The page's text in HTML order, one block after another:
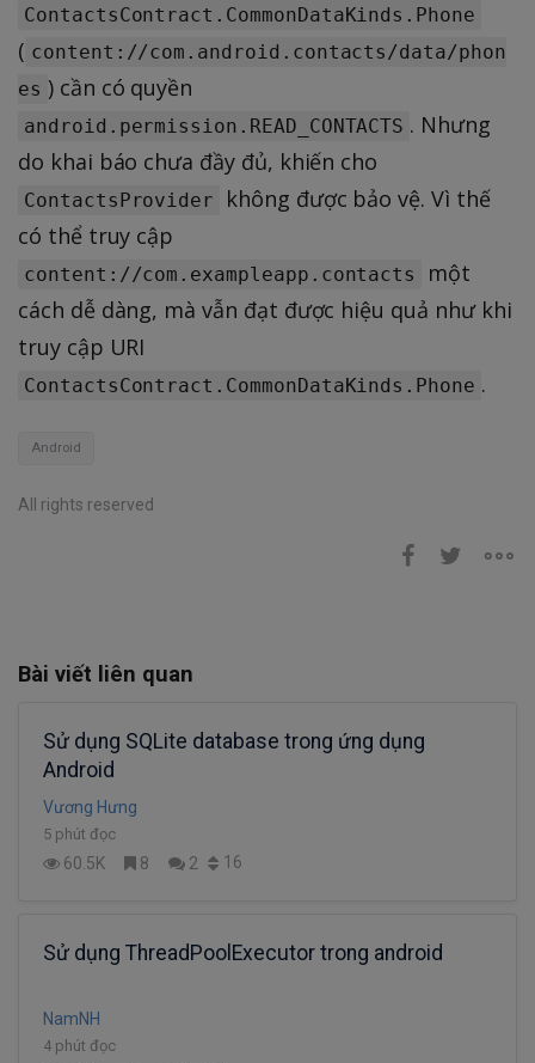
ContactsContract.CommonDataKinds.Phone
( content://com.android.contacts/data/phon
es ) cần có quyền
android.permission.READ_CONTACTS . Nhưng
do khai báo chưa đầy đủ, khiến cho
ContactsProvider
không được bảo vệ. Vì thế
có thể truy cập
content://com.exampleapp.contacts
một
cách dễ dàng, mà vẫn đạt được hiệu quả như khi
truy cập URI
ContactsContract.CommonDataKinds.Phone .
Android
All rights reserved
Bài viết liên quan
Sử dụng SQLite database trong ứng dụng
Android
Vương Hưng
5 phút đọc
60.5K 8 2 16
Sử dụng ThreadPoolExecutor trong android
NamNH
4 phút đọc